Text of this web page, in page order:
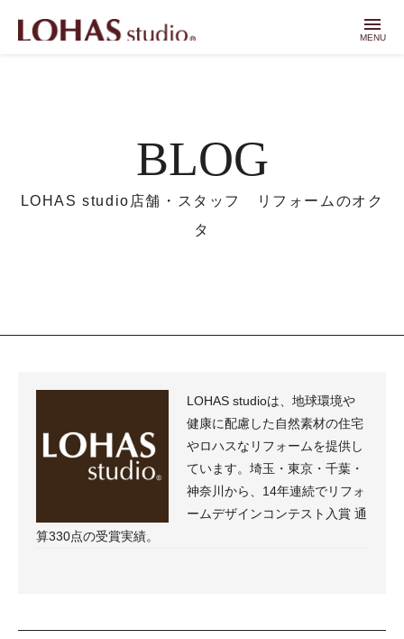
menu
MENU
BLOG
LOHAS studio店舗・スタッフ リフォームのオク
タ
LOHAS studioは、地球環境や
健康に配慮した自然素材の住宅
やロハスなリフォームを提供し
ています。埼玉・東京・千葉・
神奈川から、14年連続でリフォ
ームデザインコンテスト入賞 通
算330点の受賞実績。